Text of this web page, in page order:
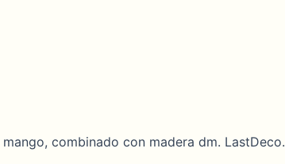
combinado con madera dm. LastDeco.